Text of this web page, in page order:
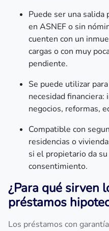
Puede ser una salida
en ASNEF o sin
cuenten con un
cargas o con muy
pendiente.
Se puede utilizar
necesidad financiera:
negocios, reformas,
Compatible con
residencias o
si el propietario da su
consentimiento.
¿Para qué sirven
préstamos
Los préstamos con